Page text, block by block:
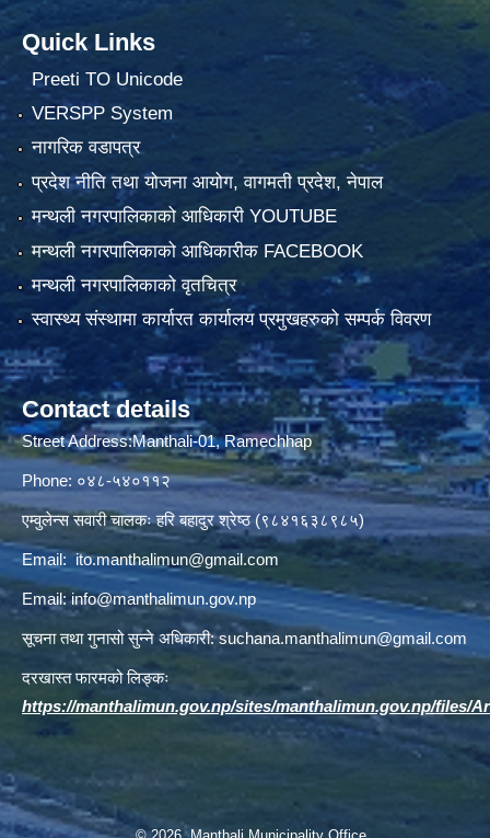
Quick Links
Preeti TO Unicode
VERSPP System
नागरिक वडापत्र
प्रदेश नीति तथा योजना आयोग, वागमती प्रदेश, नेपाल
मन्थली नगरपालिकाको आधिकारी YOUTUBE
मन्थली नगरपालिकाको आधिकारीक FACEBOOK
मन्थली नगरपालिकाको वृतचित्र
स्वास्थ्य संस्थामा कार्यारत कार्यालय प्रमुखहरुको सम्पर्क विवरण
Contact details
Street Address:Manthali-01, Ramechhap
Phone: ०४८-५४०११२
एम्वुलेन्स सवारी चालकः हरि बहादुर श्रेष्ठ (९८४१६३८९८५)
Email:ito.manthalimun@gmail.com
Email:info@manthalimun.gov.np
सूचना तथा गुनासो सुन्ने अधिकारी:suchana.manthalimun@gmail.com
दरखास्त फारमको लिङ्कः
https://manthalimun.gov.np/sites/manthalimun.gov.np/files/